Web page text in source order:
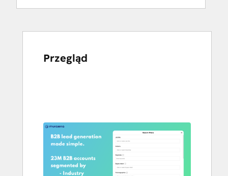
Przegląd
przeglądać
inne